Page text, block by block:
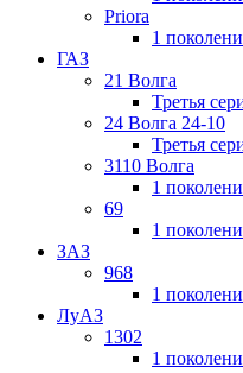
Priora
1
ГАЗ
21 Волга
Третья
24 Волга 24-10
Третья
3110 Волга
1
69
1
ЗАЗ
968
1
ЛуАЗ
1302
1